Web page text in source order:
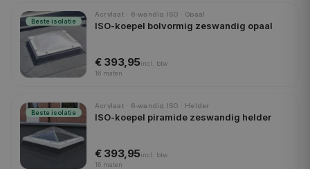
Beste isolatie
Acrylaat · 6-wandig ISO · Opaal
ISO-koepel bolvormig zeswandig opaal
€ 393,95incl.
btw
16 maten
Beste isolatie
Acrylaat · 6-wandig ISO · Helder
ISO-koepel piramide zeswandig helder
€ 393,95incl.
btw
16 maten